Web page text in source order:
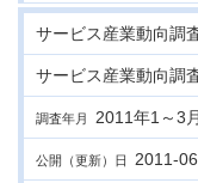
サービス産業動向調
サービス産業動向調
調査年月 2011年1～3
公開（更新）日 2011-